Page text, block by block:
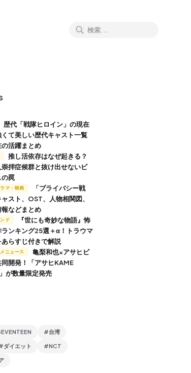
くて美しい歴代キャスト一覧
の活躍まとめ
推し活依存はなぜ起きる？
拝症候群と抜け出せないビ
の罠
マ・映画
スト、OST、人物相関図、
などまとめ
ド
ランキング25選＋α！トラウマ
らすじ付きで解説
ニュース
同開発！「アサヒKAME
が数量限定発売
#台湾
ダイエット #NCT